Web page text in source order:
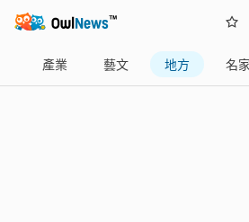
產業 藝文 地方 名家